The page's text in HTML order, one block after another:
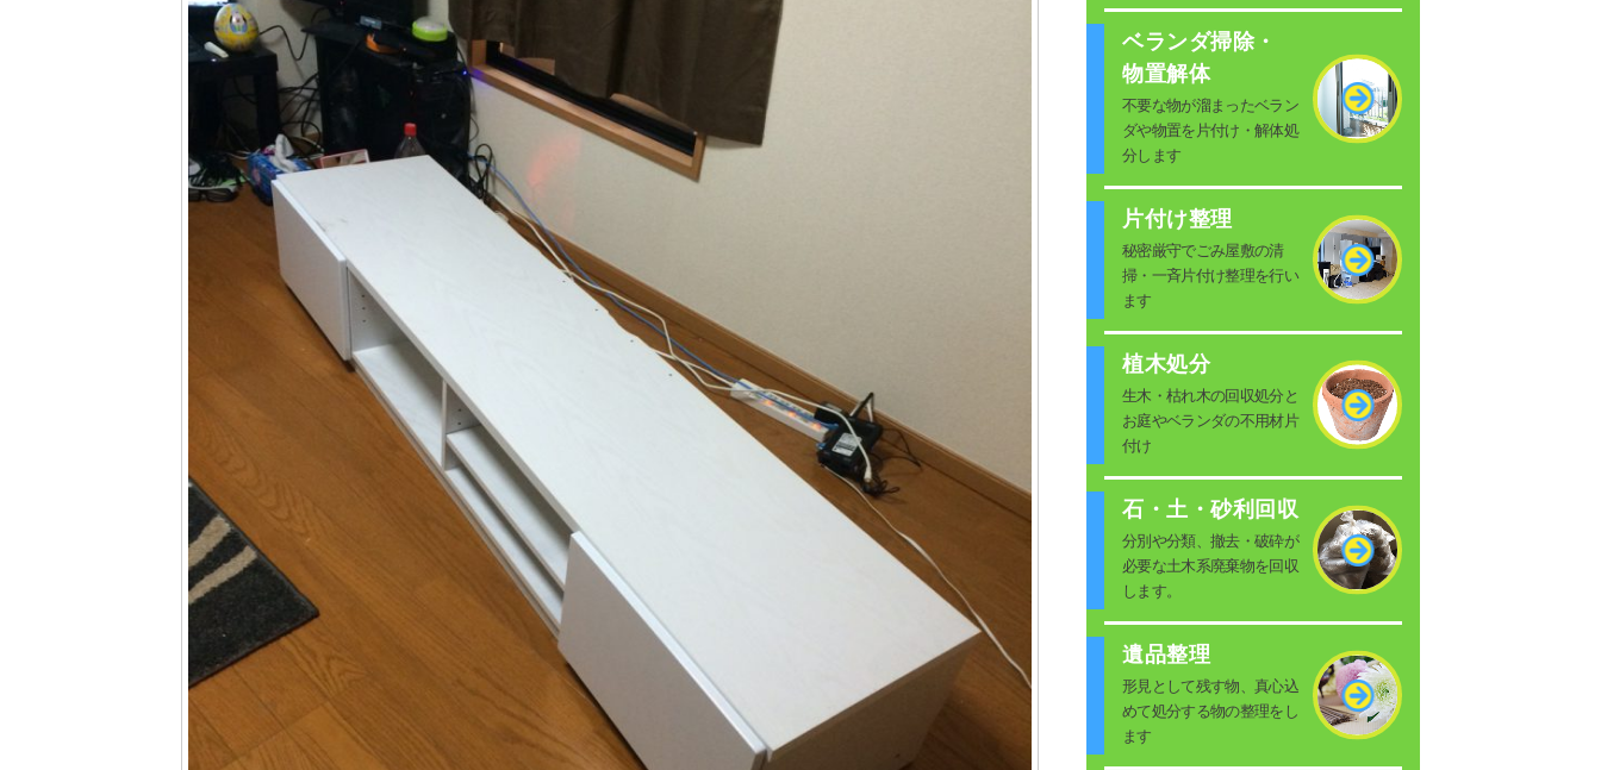
ベランダ掃除・
物置解体
不要な物が溜まったベラン
ダや物置を片付け・解体処
分します
片付け整理
秘密厳守でごみ屋敷の清
掃・一斉片付け整理を行い
ます
植木処分
生木・枯れ木の回収処分と
お庭やベランダの不用材片
付け
石・土・砂利回収
分別や分類、撤去・破砕が
必要な土木系廃棄物を回収
します。
遺品整理
形見として残す物、真心込
めて処分する物の整理をし
ます